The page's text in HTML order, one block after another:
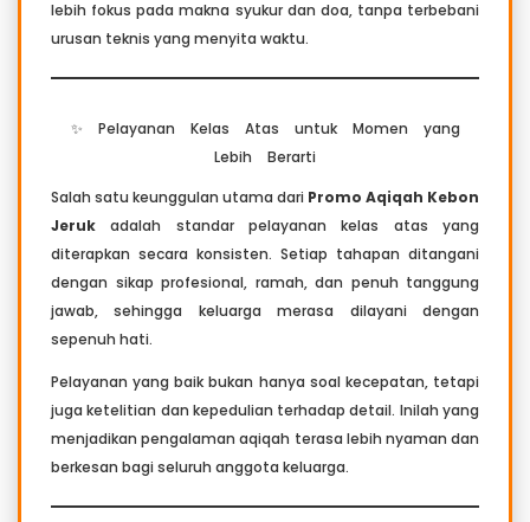
lebih fokus pada makna syukur dan doa, tanpa terbebani
urusan teknis yang menyita waktu.
✨ Pelayanan Kelas Atas untuk Momen yang
Lebih Berarti
Salah satu keunggulan utama dari Promo Aqiqah Kebon
Jeruk adalah standar pelayanan kelas atas yang
diterapkan secara konsisten. Setiap tahapan ditangani
dengan sikap profesional, ramah, dan penuh tanggung
jawab, sehingga keluarga merasa dilayani dengan
sepenuh hati.
Pelayanan yang baik bukan hanya soal kecepatan, tetapi
juga ketelitian dan kepedulian terhadap detail. Inilah yang
menjadikan pengalaman aqiqah terasa lebih nyaman dan
berkesan bagi seluruh anggota keluarga.